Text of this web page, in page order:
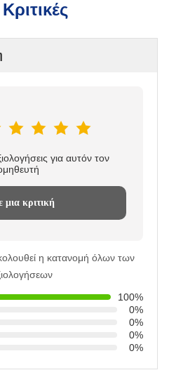
για αυτόν τον
κριτική
η κατανομή όλων των
100%
0%
0%
0%
0%